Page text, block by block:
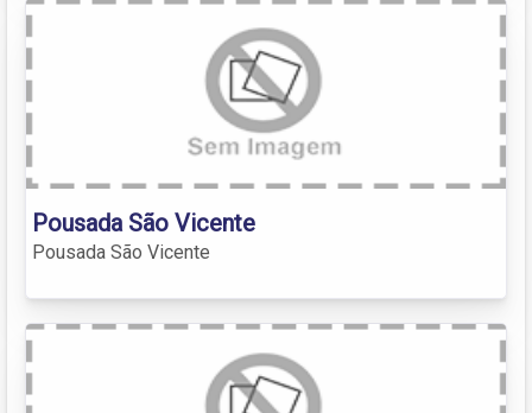
Pousada São Vicente
Pousada São Vicente